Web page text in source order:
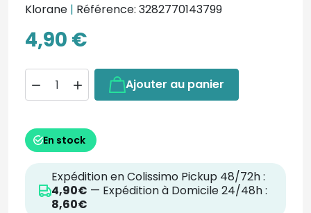
Klorane | Référence: 3282770143799
4,90 €
  Ajouter au panier
En stock
Expédition en Colissimo Pickup 48/72h :
4,90€ — Expédition à Domicile 24/48h :
8,60€